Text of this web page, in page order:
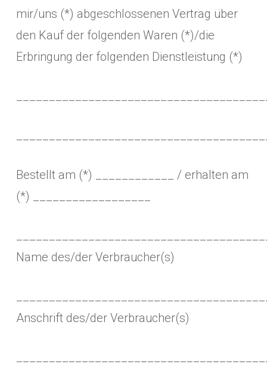
mir/uns (*) abgeschlossenen Vertrag über
den Kauf der folgenden Waren (*)/die
Erbringung der folgenden Dienstleistung (*)
Bestellt am (*) ____________ / erhalten am
(*) __________________
Name des/der Verbraucher(s)
Anschrift des/der Verbraucher(s)